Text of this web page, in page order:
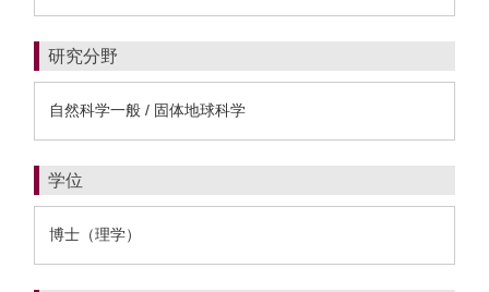
研究分野
自然科学一般 / 固体地球科学
学位
博士（理学）